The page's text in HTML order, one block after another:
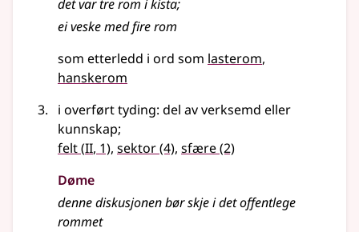
det var tre rom i kista;
ei veske med fire rom
som etterledd i ord som lasterom
hanskerom
i overført tyding: del av verksemd eller
kunnskap;
felt(2
II, 1), sektor(4), sfære(2)
Døme
denne diskusjonen bør skje i det offentlege
rommet